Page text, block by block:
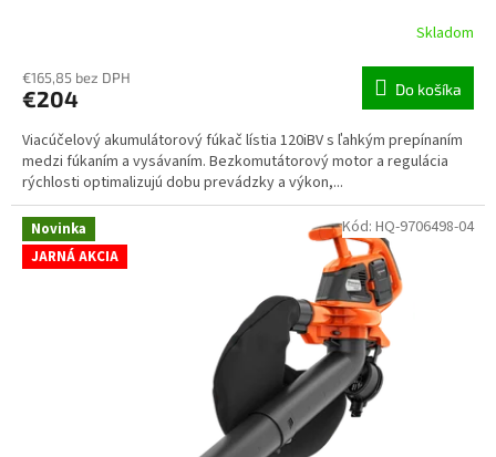
Skladom
€165,85 bez DPH
€204 Do košíka
Viacúčelový akumulátorový fúkač lístia 120iBV s ľahkým prepínaním
medzi fúkaním a vysávaním. Bezkomutátorový motor a regulácia
rýchlosti optimalizujú dobu prevádzky a výkon,...
Novinka
JARNÁ AKCIA
Kód: HQ-9706498-04